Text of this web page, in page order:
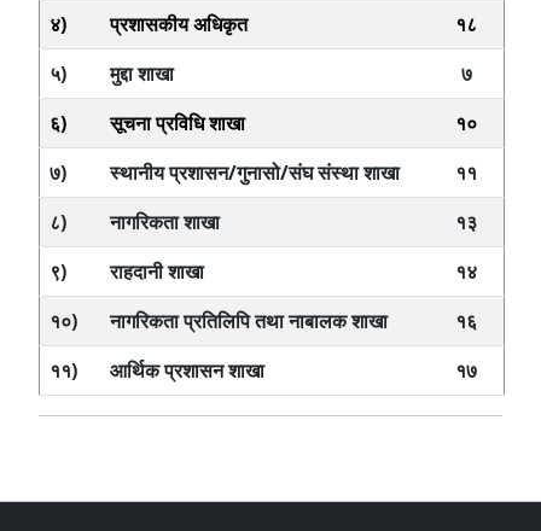
४)
प्रशासकीय अधिकृत
१८
५)
मुद्दा शाखा
७
६)
सूचना प्रविधि शाखा
१०
७)
स्थानीय प्रशासन/गुनासो/संघ संस्था शाखा
११
८)
नागरिकता शाखा
१३
९)
राहदानी शाखा
१४
१०)
नागरिकता प्रतिलिपि तथा नाबालक शाखा
१६
११)
आर्थिक प्रशासन शाखा १७